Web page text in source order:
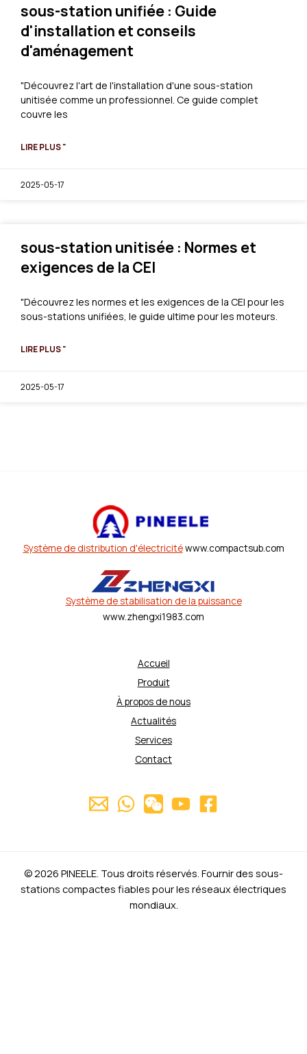
sous-station unifiée : Guide
d'installation et conseils
d'aménagement
"Découvrez l'art de l'installation d'une sous-station
unitisée comme un professionnel. Ce guide complet
couvre les
LIRE PLUS "
2025-05-17
sous-station unitisée : Normes et
exigences de la CEI
"Découvrez les normes et les exigences de la CEI pour les
sous-stations unifiées, le guide ultime pour les moteurs.
LIRE PLUS "
2025-05-17
Système de distribution d'électricitéwww.compactsub.com
Système de stabilisation de la puissance
www.zhengxi1983.com
Accueil
Produit
À propos de nous
Actualités
Services
Contact
© 2026 PINEELE. Tous droits réservés. Fournir des sous-
stations compactes fiables pour les réseaux électriques
mondiaux.